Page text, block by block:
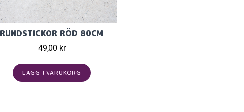
RUNDSTICKOR RÖD 80CM
49,00 kr
LÄGG I VARUKORG